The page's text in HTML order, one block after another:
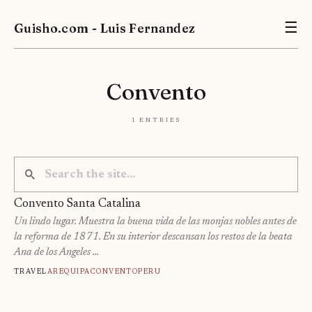
Guisho.com - Luis Fernandez ☰
Convento
1 entries
Convento Santa Catalina
Un lindo lugar. Muestra la buena vida de las monjas nobles antes de
la reforma de 1871. En su interior descansan los restos de la beata
Ana de los Angeles …
TravelArequipaConventoPeru